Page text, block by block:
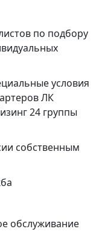
по подбору
условия
ЛК
24 группы
собственным
обслуживание